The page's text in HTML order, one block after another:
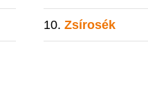
Zsírosék